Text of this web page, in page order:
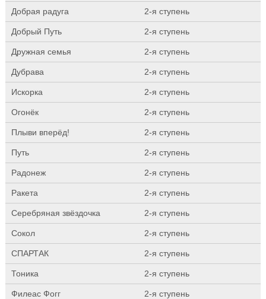
Добрая радуга 2-я ступень
Добрый Путь 2-я ступень
Дружная семья 2-я ступень
Дубрава 2-я ступень
Искорка 2-я ступень
Огонёк 2-я ступень
Плыви вперёд! 2-я ступень
Путь 2-я ступень
Радонеж 2-я ступень
Ракета 2-я ступень
Серебряная звёздочка 2-я ступень
Сокол 2-я ступень
СПАРТАК 2-я ступень
Тоника 2-я ступень
Филеас Фогг 2-я ступень